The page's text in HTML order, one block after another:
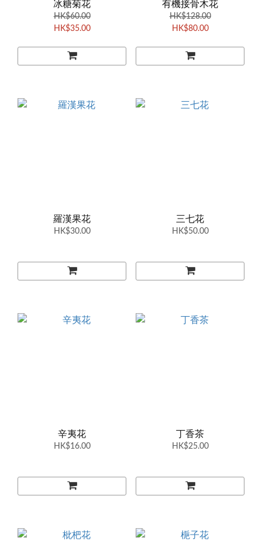
冰糖菊花
HK$60.00
HK$35.00
有機接骨木花
HK$128.00
HK$80.00
羅漢果花
HK$30.00
三七花
HK$50.00
辛夷花
HK$16.00
丁香茶
HK$25.00